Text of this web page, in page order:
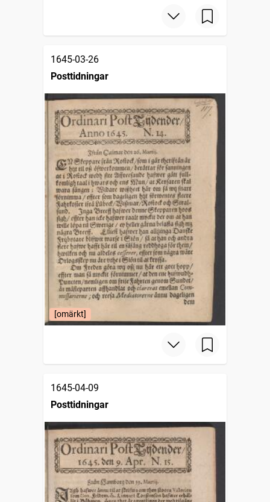
1645-03-26
Posttidningar
[omärkt]
1645-04-09
Posttidningar